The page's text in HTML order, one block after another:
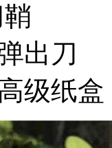
出刀
级纸盒